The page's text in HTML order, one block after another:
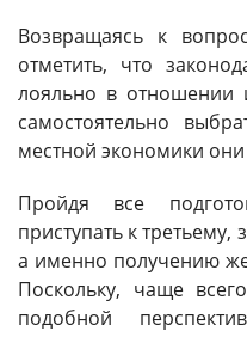
Возвращаясь к
отметить, что
лояльно в отношении
самостоятельно
местной экономики
Пройдя все
приступать к
а именно получению
Поскольку, чаще
подобной